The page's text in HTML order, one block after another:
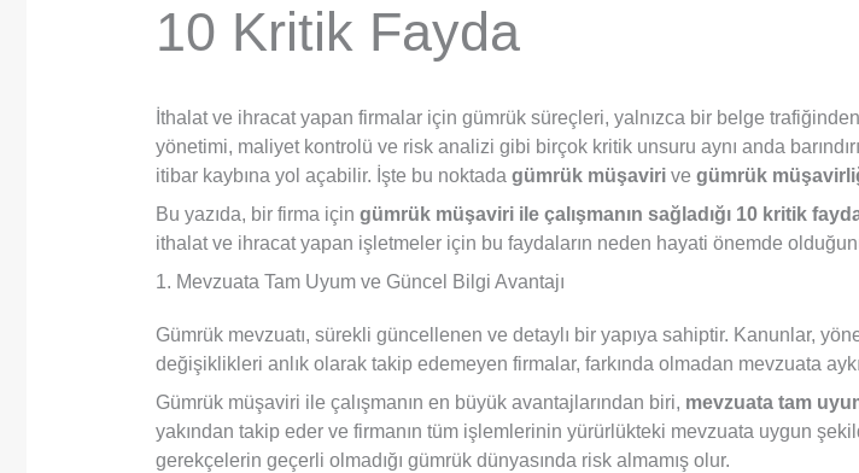
10 Kritik Fayda
İthalat ve ihracat yapan firmalar için gümrük süreçleri, yalnızca bir belge
yönetimi, maliyet kontrolü ve risk analizi gibi birçok kritik unsuru aynı anda
itibar kaybına yol açabilir. İşte bu noktada gümrük müşavirive gümrük
Bu yazıda, bir firma için gümrük müşaviri ile çalışmanın sağladığı 10 kritik
ithalat ve ihracat yapan işletmeler için bu faydaların neden hayati önemde
1. Mevzuata Tam Uyum ve Güncel Bilgi Avantajı
Gümrük mevzuatı, sürekli güncellenen ve detaylı bir yapıya sahiptir. Kanunlar,
değişiklikleri anlık olarak takip edemeyen firmalar, farkında olmadan mevzuata
Gümrük müşaviri ile çalışmanın en büyük avantajlarından biri, mevzuata tam
yakından takip eder ve firmanın tüm işlemlerinin yürürlükteki mevzuata uygun
gerekçelerin geçerli olmadığı gümrük dünyasında risk almamış olur.